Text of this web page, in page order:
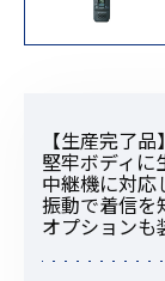
【生産完了品】
堅牢ボディに
中継機に対応
振動で着信を
オプションも